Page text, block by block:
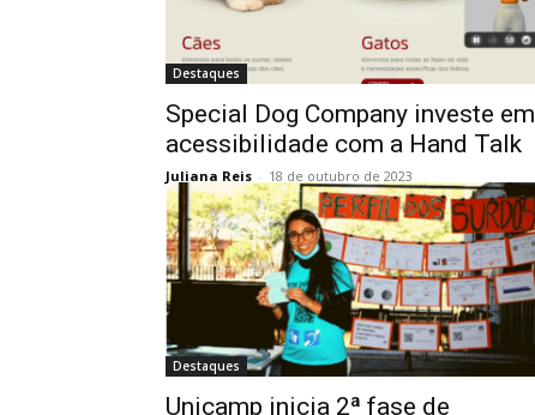
Destaques
Special Dog Company investe em
acessibilidade com a Hand Talk
Juliana Reis - 18 de outubro de 2023
Destaques
Unicamp inicia 2ª fase de